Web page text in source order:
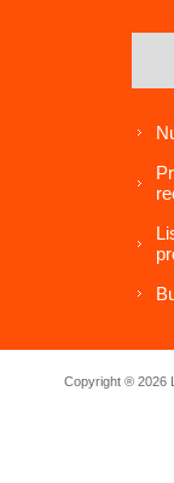
Copyright ® 2026